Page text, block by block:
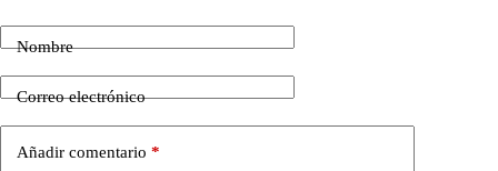
Nombre
Correo electrónico
Añadir comentario *